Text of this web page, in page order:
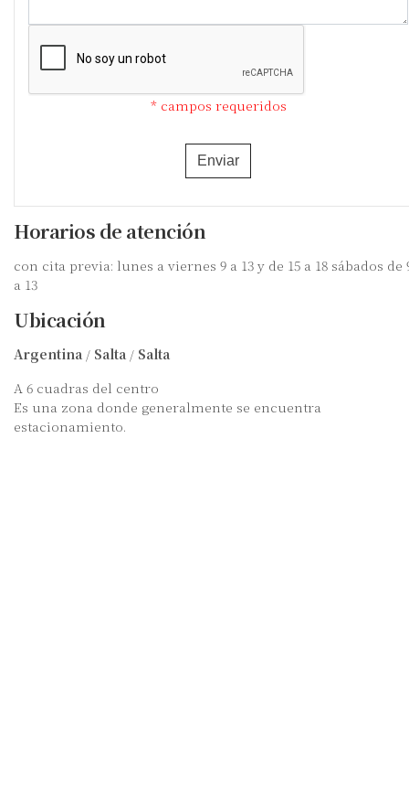
* campos requeridos
Enviar
Horarios de atención
con cita previa: lunes a viernes 9 a 13 y de 15 a 18 sábados de
a 13
Ubicación
Argentina / Salta / Salta
A 6 cuadras del centro
Es una zona donde generalmente se encuentra
estacionamiento.